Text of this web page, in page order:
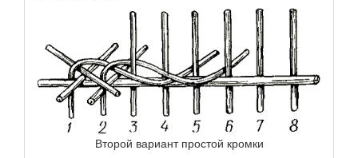
Второй вариант простой кромки